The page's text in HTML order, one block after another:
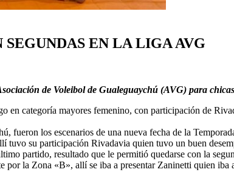
EN LA LIGA AVG
de Voleibol de Gualeguaychú (AVG) para
en categoría mayores femenino, con participación de
fueron los escenarios de una nueva fecha de la
su participación Rivadavia quien tuvo un buen
partido, resultado que le permitió quedarse con la
por la Zona «B», allí se iba a presentar Zaninetti quien iba